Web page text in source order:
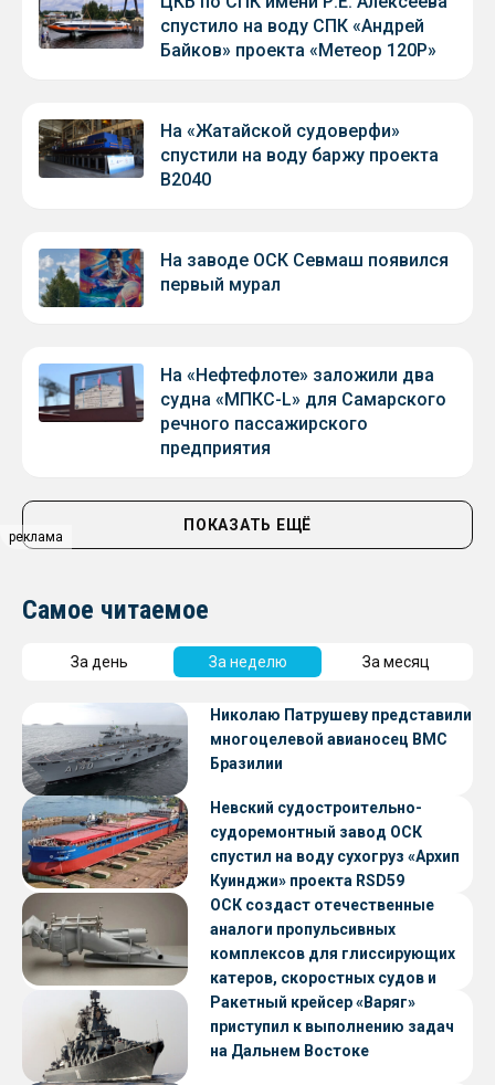
реклама
спустило на воду СПК «Андрей
Байков» проекта «Метеор 120Р»
На «Жатайской судоверфи»
спустили на воду баржу проекта
В2040
На заводе ОСК Севмаш появился
первый мурал
На «Нефтефлоте» заложили два
судна «МПКС-L» для Самарского
речного пассажирского
предприятия
ПОКАЗАТЬ ЕЩЁ
Самое читаемое
За день За неделю За месяц
Николаю Патрушеву представили
многоцелевой авианосец ВМС
Бразилии
Невский судостроительно-
судоремонтный завод ОСК
спустил на воду сухогруз «Архип
Куинджи» проекта RSD59
ОСК создаст отечественные
аналоги пропульсивных
комплексов для глиссирующих
катеров, скоростных судов и
судов с малой осадкой
Ракетный крейсер «Варяг»
приступил к выполнению задач
на Дальнем Востоке